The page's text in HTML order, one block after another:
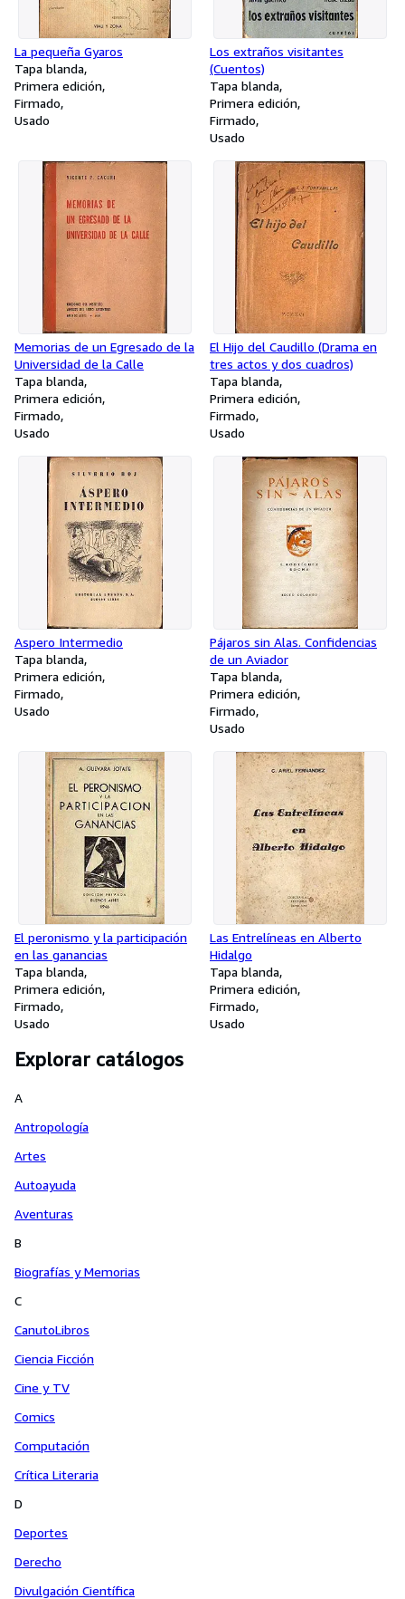
La pequeña Gyaros
Tapa blanda
Primera edición
Firmado
Usado
Los extraños visitantes
(Cuentos)
Tapa blanda
Primera edición
Firmado
Usado
Memorias de un Egresado de la
Universidad de la Calle
Tapa blanda
Primera edición
Firmado
Usado
El Hijo del Caudillo (Drama en
tres actos y dos cuadros)
Tapa blanda
Primera edición
Firmado
Usado
Aspero Intermedio
Tapa blanda
Primera edición
Firmado
Usado
Pájaros sin Alas. Confidencias
de un Aviador
Tapa blanda
Primera edición
Firmado
Usado
El peronismo y la participación
en las ganancias
Tapa blanda
Primera edición
Firmado
Usado
Las Entrelíneas en Alberto
Hidalgo
Tapa blanda
Primera edición
Firmado
Usado
Explorar catálogos
A
Antropología
Artes
Autoayuda
Aventuras
B
Biografías y Memorias
C
CanutoLibros
Ciencia Ficción
Cine y TV
Comics
Computación
Crítica Literaria
D
Deportes
Derecho
Divulgación Científica